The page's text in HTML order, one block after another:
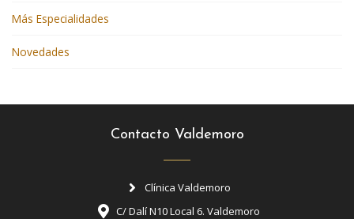
Más Especialidades
Novedades
Contacto Valdemoro
Clínica Valdemoro
C/ Dalí N10 Local 6. Valdemoro